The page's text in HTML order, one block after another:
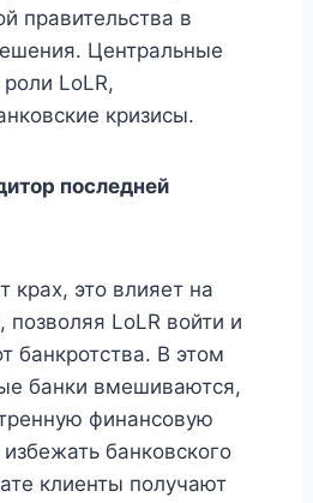
правительства в
Центральные
LoLR,
кризисы.
последней
крах, это влияет на
позволяя LoLR войти и
банкротства. В этом
банки вмешиваются,
финансовую
банковского
клиенты получают